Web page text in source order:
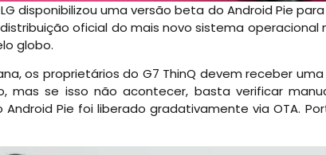
disponibilizou uma versão beta do Android Pie para
oficial do mais novo sistema
globo.
os proprietários do G7 ThinQ devem receber
mas se isso não acontecer, basta verificar
Pie foi liberado gradativamente via OTA.